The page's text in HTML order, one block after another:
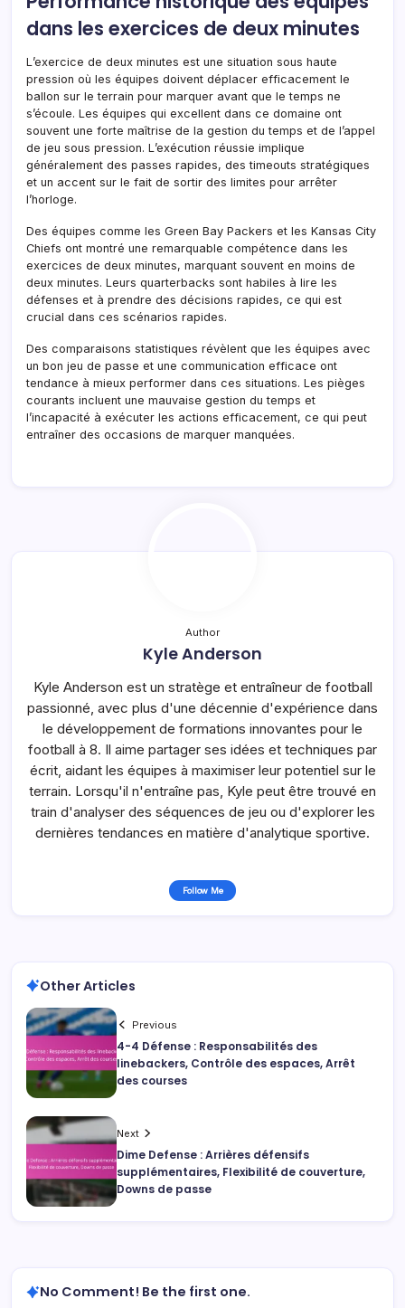
dans les exercices de deux minutes
L’exercice de deux minutes est une situation sous haute
pression où les équipes doivent déplacer efficacement le
ballon sur le terrain pour marquer avant que le temps ne
s’écoule. Les équipes qui excellent dans ce domaine ont
souvent une forte maîtrise de la gestion du temps et de l’appel
de jeu sous pression. L’exécution réussie implique
généralement des passes rapides, des timeouts stratégiques
et un accent sur le fait de sortir des limites pour arrêter
l’horloge.
Des équipes comme les Green Bay Packers et les Kansas City
Chiefs ont montré une remarquable compétence dans les
exercices de deux minutes, marquant souvent en moins de
deux minutes. Leurs quarterbacks sont habiles à lire les
défenses et à prendre des décisions rapides, ce qui est
crucial dans ces scénarios rapides.
Des comparaisons statistiques révèlent que les équipes avec
un bon jeu de passe et une communication efficace ont
tendance à mieux performer dans ces situations. Les pièges
courants incluent une mauvaise gestion du temps et
l’incapacité à exécuter les actions efficacement, ce qui peut
entraîner des occasions de marquer manquées.
Author
Kyle Anderson
Kyle Anderson est un stratège et entraîneur de football
passionné, avec plus d'une décennie d'expérience dans
le développement de formations innovantes pour le
football à 8. Il aime partager ses idées et techniques par
écrit, aidant les équipes à maximiser leur potentiel sur le
terrain. Lorsqu'il n'entraîne pas, Kyle peut être trouvé en
train d'analyser des séquences de jeu ou d'explorer les
dernières tendances en matière d'analytique sportive.
Follow Me
Other Articles
Previous
4-4 Défense : Responsabilités des
linebackers, Contrôle des espaces, Arrêt
des courses
Next
Dime Defense : Arrières défensifs
supplémentaires, Flexibilité de couverture,
Downs de passe
No Comment! Be the first one.